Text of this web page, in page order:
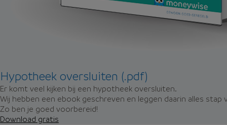
Hypotheek oversluiten (.pdf)
Er komt veel kijken bij een hypotheek oversluiten.
Wij hebben een ebook geschreven en leggen daarin alles stap
Zo ben je goed voorbereid!
Download gratis